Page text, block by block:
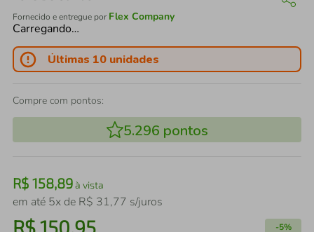
Fornecido e entregue por Flex Company
Carregando…
Últimas 10 unidades
Compre com pontos:
5.296 pontos
R$ 158,89à vista
em até 5x de R$ 31,77 s/juros
R$150,95 -5%